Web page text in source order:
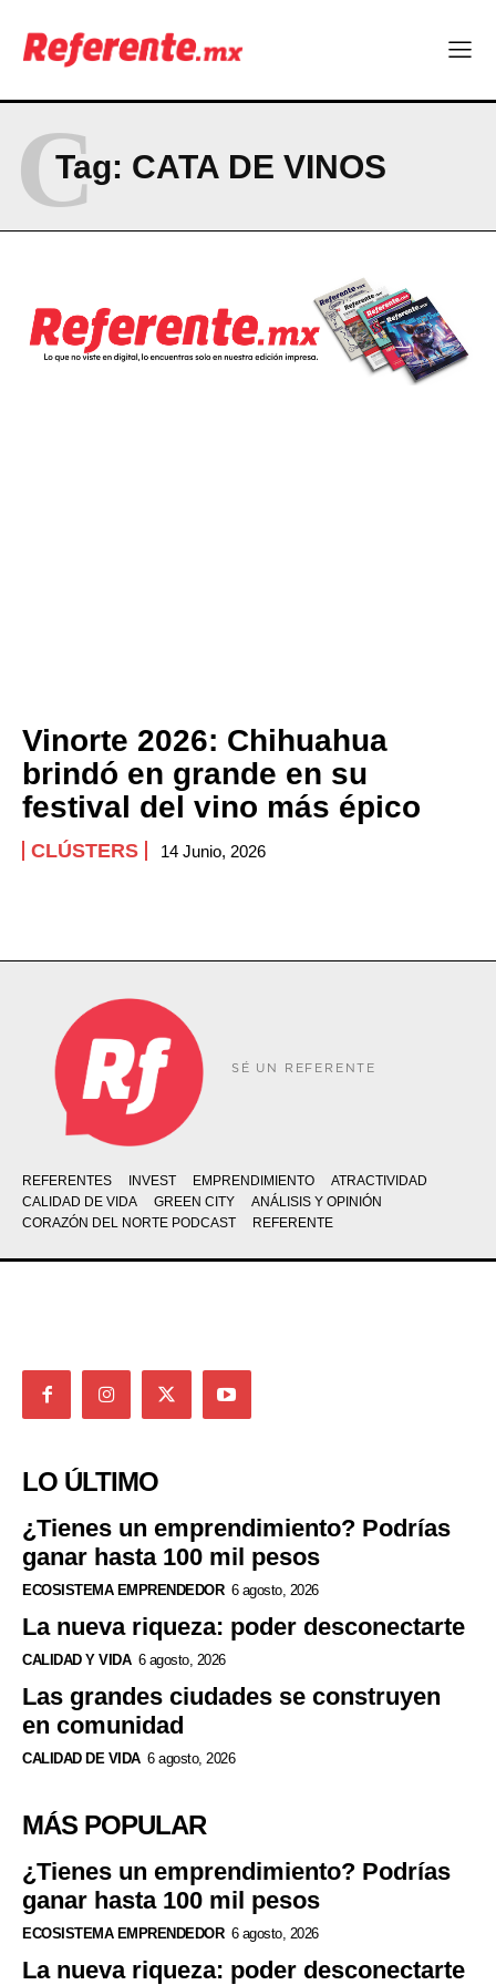
Empresas Responsables 2026?
Company
ABOUT
CONTACT
NEWSLETTER
Tag: CATA DE VINOS
C
Vinorte 2026: Chihuahua
brindó en grande en su
festival del vino más épico
CLÚSTERS 14 Junio, 2026
SÉ UN REFERENTE
REFERENTES INVEST EMPRENDIMIENTO
ATRACTIVIDAD
CALIDAD DE VIDA
GREEN CITY
ANÁLISIS Y OPINIÓN
CORAZÓN DEL NORTE PODCAST
REFERENTE
LO ÚLTIMO
¿Tienes un emprendimiento? Podrías
ganar hasta 100 mil pesos
ECOSISTEMA EMPRENDEDOR 6 agosto, 2026
La nueva riqueza: poder desconectarte
CALIDAD Y VIDA 6 agosto, 2026
Las grandes ciudades se construyen
en comunidad
CALIDAD DE VIDA 6 agosto, 2026
MÁS POPULAR
¿Tienes un emprendimiento? Podrías
ganar hasta 100 mil pesos
ECOSISTEMA EMPRENDEDOR 6 agosto, 2026
La nueva riqueza: poder desconectarte